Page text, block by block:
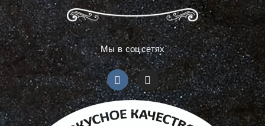
Мы в соц.сетях
V
k
I
n
s
t
g